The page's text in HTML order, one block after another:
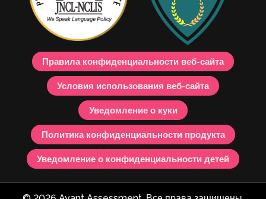
Правила конфиденциальности веб-сайта
Условия использования веб-сайта
Уведомление о куки
Политика конфиденциальности продукта
Уведомление о конфиденциальности детей